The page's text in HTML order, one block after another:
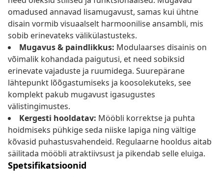
omadused annavad lisamugavust, samas kui ühtne
disain vormib visuaalselt harmoonilise ansambli, mis
sobib erinevateks välikülastusteks.
Mugavus & paindlikkus: Modulaarses disainis on
võimalik kohandada paigutusi, et need sobiksid
erinevate vajaduste ja ruumidega. Suurepärane
lähtepunkt lõõgastumiseks ja koosolekuteks, see
komplekt pakub mugavust igasugustes
välistingimustes.
Kergesti hooldatav: Mööbli korrektse ja puhta
hoidmiseks pühkige seda niiske lapiga ning vältige
kõvasid puhastusvahendeid. Regulaarne hooldus aitab
säilitada mööbli atraktiivsust ja pikendab selle eluiga.
Spetsifikatsioonid